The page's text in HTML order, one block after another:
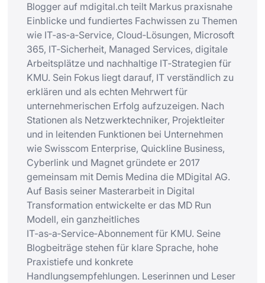
Blogger auf mdigital.ch teilt Markus praxisnahe
Einblicke und fundiertes Fachwissen zu Themen
wie IT‑as‑a‑Service, Cloud‑Lösungen, Microsoft
365, IT‑Sicherheit, Managed Services, digitale
Arbeitsplätze und nachhaltige IT‑Strategien für
KMU. Sein Fokus liegt darauf, IT verständlich zu
erklären und als echten Mehrwert für
unternehmerischen Erfolg aufzuzeigen. Nach
Stationen als Netzwerktechniker, Projektleiter
und in leitenden Funktionen bei Unternehmen
wie Swisscom Enterprise, Quickline Business,
Cyberlink und Magnet gründete er 2017
gemeinsam mit Demis Medina die MDigital AG.
Auf Basis seiner Masterarbeit in Digital
Transformation entwickelte er das MD Run
Modell, ein ganzheitliches
IT‑as‑a‑Service‑Abonnement für KMU. Seine
Blogbeiträge stehen für klare Sprache, hohe
Praxistiefe und konkrete
Handlungsempfehlungen. Leserinnen und Leser